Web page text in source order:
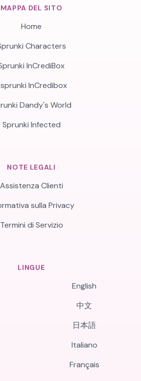
MAPPA DEL SITO
Home
Characters
InCrediBox
InCredibox
Dandy's World
Sprunki Infected
NOTE LEGALI
Assistenza Clienti
sulla Privacy
Termini di Servizio
LINGUE
English
中文
日本語
Italiano
Français